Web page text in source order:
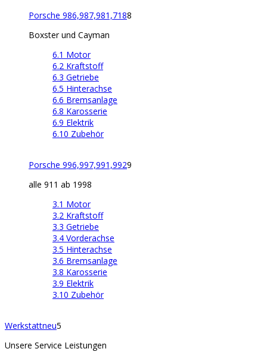
Porsche 986,987,981,7188
Boxster und Cayman
6.1 Motor
6.2 Kraftstoff
6.3 Getriebe
6.5 Hinterachse
6.6 Bremsanlage
6.8 Karosserie
6.9 Elektrik
6.10 Zubehör
Porsche 996,997,991,9929
alle 911 ab 1998
3.1 Motor
3.2 Kraftstoff
3.3 Getriebe
3.4 Vorderachse
3.5 Hinterachse
3.6 Bremsanlage
3.8 Karosserie
3.9 Elektrik
3.10 Zubehör
Werkstattneu5
Unsere Service Leistungen